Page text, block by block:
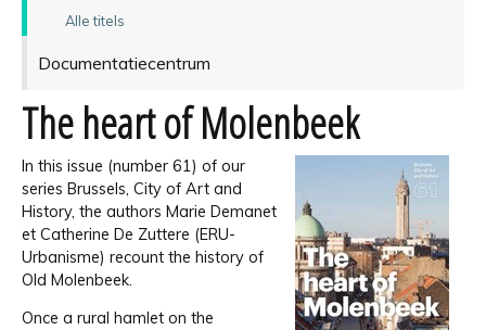
Alle titels
Documentatiecentrum
The heart of Molenbeek
In this issue (number 61) of our
series Brussels, City of Art and
History, the authors Marie Demanet
et Catherine De Zuttere (ERU-
Urbanisme) recount the history of
Old Molenbeek.
Once a rural hamlet on the